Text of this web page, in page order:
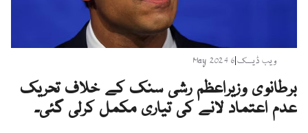
ویب ڈیسک 6 May 2024
برطانوی وزیراعظم رشی سنک کے خلاف تحریک
عدم اعتماد لانے کی تیاری مکمل کرلی گئی۔